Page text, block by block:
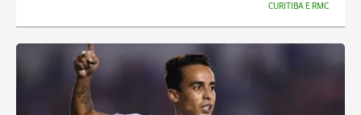
CURITIBA E RMC